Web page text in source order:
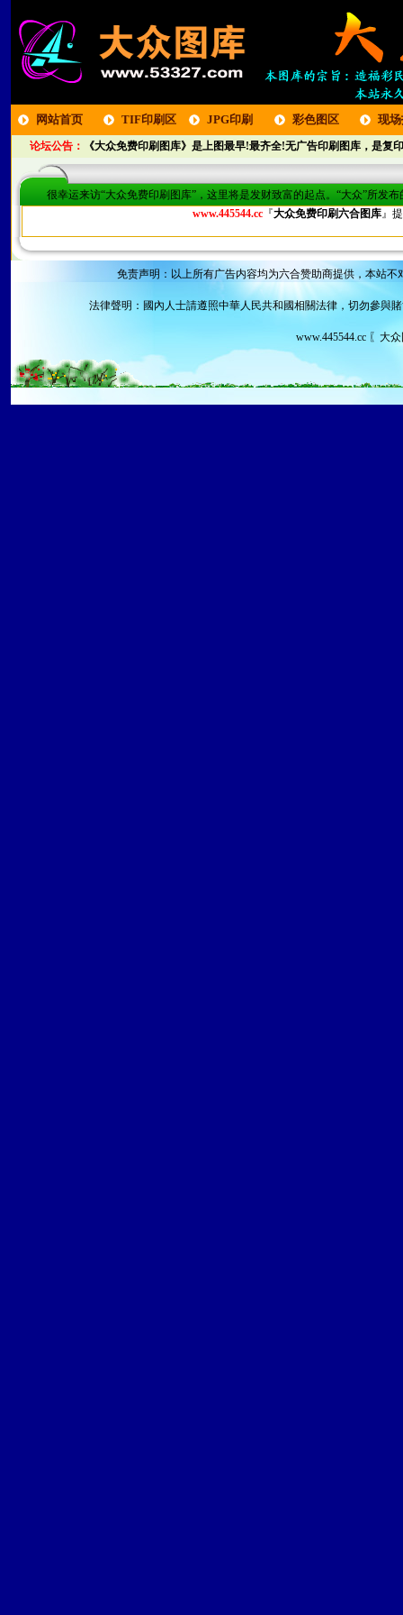
网站首页 TIF印刷区 JPG印刷
区
彩色图区 现
论坛公告： 《大众免费印刷图库》是上图最早!最齐全!无广告印刷图库，是复
很幸运来访“大众免费印刷图库”，这里将是发财致富的起点。“大众”所发
www.445544.cc 『大众免费印刷六合图库』
免责声明：以上所有广告内容均为六合赞助商提供，本站
法律聲明：國內人士請遵照中華人民共和國相關法律，切勿參與
www.445544.cc 〖大